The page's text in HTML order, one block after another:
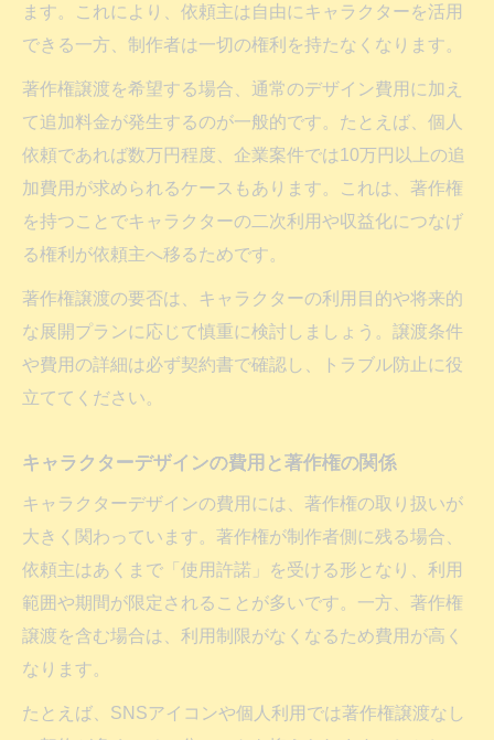
ます。これにより、依頼主は自由にキャラクターを活用
できる一方、制作者は一切の権利を持たなくなります。
著作権譲渡を希望する場合、通常のデザイン費用に加え
て追加料金が発生するのが一般的です。たとえば、個人
依頼であれば数万円程度、企業案件では10万円以上の追
加費用が求められるケースもあります。これは、著作権
を持つことでキャラクターの二次利用や収益化につなげ
る権利が依頼主へ移るためです。
著作権譲渡の要否は、キャラクターの利用目的や将来的
な展開プランに応じて慎重に検討しましょう。譲渡条件
や費用の詳細は必ず契約書で確認し、トラブル防止に役
立ててください。
キャラクターデザインの費用と著作権の関係
キャラクターデザインの費用には、著作権の取り扱いが
大きく関わっています。著作権が制作者側に残る場合、
依頼主はあくまで「使用許諾」を受ける形となり、利用
範囲や期間が限定されることが多いです。一方、著作権
譲渡を含む場合は、利用制限がなくなるため費用が高く
なります。
たとえば、SNSアイコンや個人利用では著作権譲渡なし